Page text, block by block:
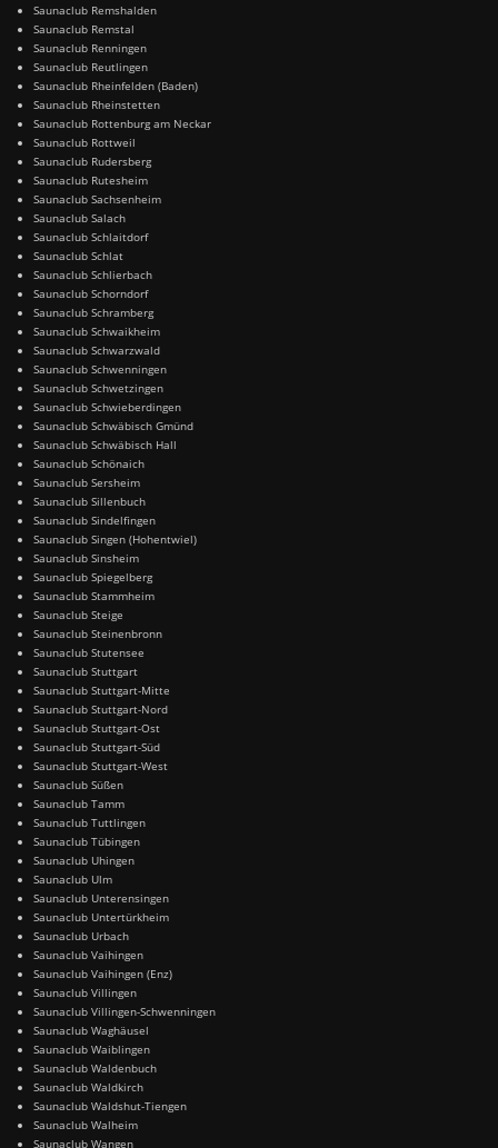
Saunaclub Remshalden
Saunaclub Remstal
Saunaclub Renningen
Saunaclub Reutlingen
Saunaclub Rheinfelden (Baden)
Saunaclub Rheinstetten
Saunaclub Rottenburg am Neckar
Saunaclub Rottweil
Saunaclub Rudersberg
Saunaclub Rutesheim
Saunaclub Sachsenheim
Saunaclub Salach
Saunaclub Schlaitdorf
Saunaclub Schlat
Saunaclub Schlierbach
Saunaclub Schorndorf
Saunaclub Schramberg
Saunaclub Schwaikheim
Saunaclub Schwarzwald
Saunaclub Schwenningen
Saunaclub Schwetzingen
Saunaclub Schwieberdingen
Saunaclub Schwäbisch Gmünd
Saunaclub Schwäbisch Hall
Saunaclub Schönaich
Saunaclub Sersheim
Saunaclub Sillenbuch
Saunaclub Sindelfingen
Saunaclub Singen (Hohentwiel)
Saunaclub Sinsheim
Saunaclub Spiegelberg
Saunaclub Stammheim
Saunaclub Steige
Saunaclub Steinenbronn
Saunaclub Stutensee
Saunaclub Stuttgart
Saunaclub Stuttgart-Mitte
Saunaclub Stuttgart-Nord
Saunaclub Stuttgart-Ost
Saunaclub Stuttgart-Süd
Saunaclub Stuttgart-West
Saunaclub Süßen
Saunaclub Tamm
Saunaclub Tuttlingen
Saunaclub Tübingen
Saunaclub Uhingen
Saunaclub Ulm
Saunaclub Unterensingen
Saunaclub Untertürkheim
Saunaclub Urbach
Saunaclub Vaihingen
Saunaclub Vaihingen (Enz)
Saunaclub Villingen
Saunaclub Villingen-Schwenningen
Saunaclub Waghäusel
Saunaclub Waiblingen
Saunaclub Waldenbuch
Saunaclub Waldkirch
Saunaclub Waldshut-Tiengen
Saunaclub Walheim
Saunaclub Wangen